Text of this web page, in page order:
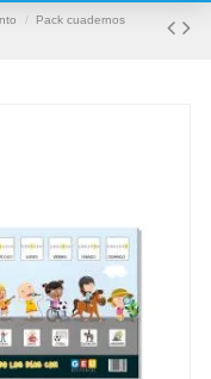
Pack cuadernos